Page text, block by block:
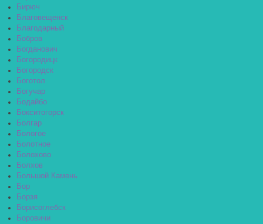
Бирюч
Благовещенск
Благодарный
Бобров
Богданович
Богородицк
Богородск
Боготол
Богучар
Бодайбо
Бокситогорск
Болгар
Бологое
Болотное
Болохово
Болхов
Большой Камень
Бор
Борзя
Борисоглебск
Боровичи